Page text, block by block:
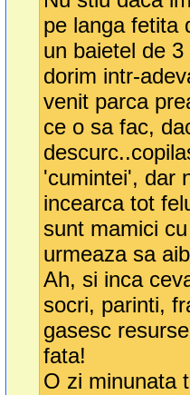
pe langa fetita
un baietel de
dorim intr-
venit parca
ce o sa fac,
'cumintei', dar
incearca tot
sunt mamici
urmeaza sa
Ah, si inca
socri, parinti,
gasesc
fata!
O zi minunata